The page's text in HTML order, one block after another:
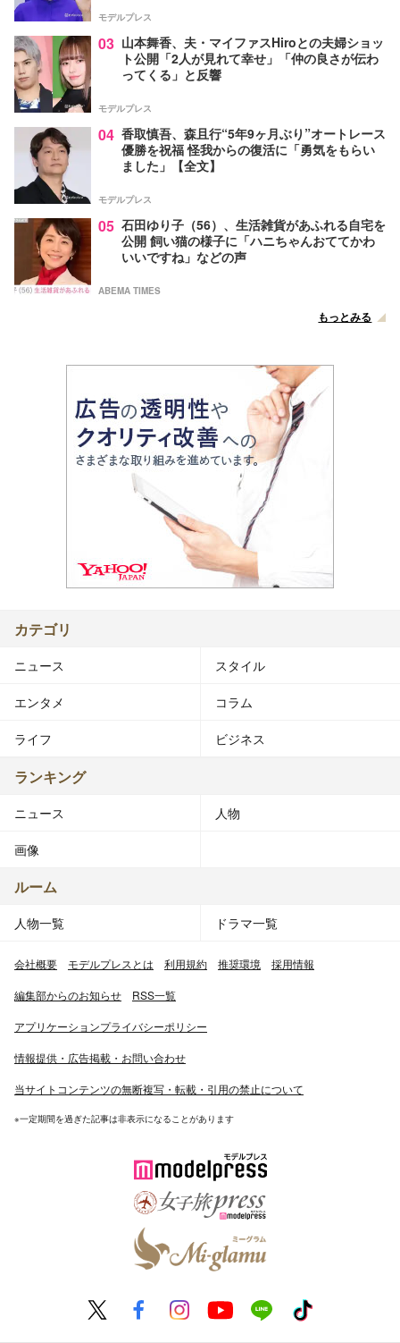
モデルプレス
03 山本舞香、夫・マイファスHiroとの夫婦ショッ
ト公開「2人が見れて幸せ」「仲の良さが伝わ
ってくる」と反響
モデルプレス
04 香取慎吾、森且行“5年9ヶ月ぶり”オートレース
優勝を祝福 怪我からの復活に「勇気をもらい
ました」【全文】
モデルプレス
05 石田ゆり子（56）、生活雑貨があふれる自宅を
公開 飼い猫の様子に「ハニちゃんおててかわ
いいですね」などの声
ABEMA TIMES
もっとみる
カテゴリ
ニュース スタイル
エンタメ コラム
ライフ ビジネス
ランキング
ニュース 人物
画像
ルーム
人物一覧 ドラマ一覧
会社概要 モデルプレスとは 利用規約 推奨環境 採用情報
編集部からのお知らせ RSS一覧
アプリケーションプライバシーポリシー
情報提供・広告掲載・お問い合わせ
当サイトコンテンツの無断複写・転載・引用の禁止について
※一定期間を過ぎた記事は非表示になることがあります